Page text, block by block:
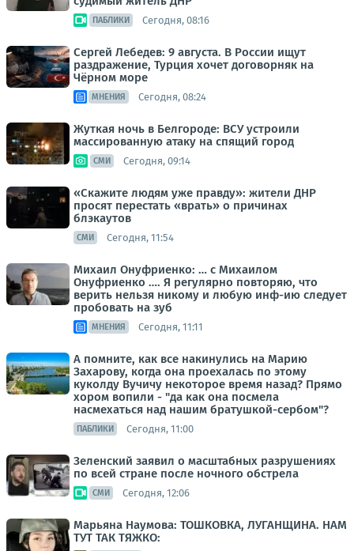
ПАБЛИКИ Сегодня, 08:16
Сергей Лебедев: 9 августа. В России ищут
раздражение, Турция хочет договорняк на
Чёрном море
МНЕНИЯ Сегодня, 08:24
Жуткая ночь в Белгороде: ВСУ устроили
массированную атаку на спящий город
СМИ Сегодня, 09:14
«Скажите людям уже правду»: жители ДНР
просят перестать «врать» о причинах
блэкаутов
СМИ Сегодня, 11:54
Михаил Онуфриенко: … с Михаилом
Онуфриенко …. Я регулярно повторяю, что
верить нельзя никому и любую инф-ию следует
пробовать на зуб
МНЕНИЯ Сегодня, 11:11
А помните, как все накинулись на Марию
Захарову, когда она проехалась по этому
куколду Вучичу некоторое время назад? Прямо
хором вопили - "да как она посмела
насмехаться над нашим братушкой-сербом"?
ПАБЛИКИ Сегодня, 11:00
Зеленский заявил о масштабных разрушениях
по всей стране после ночного обстрела
СМИ Сегодня, 12:06
Марьяна Наумова: ТОШКОВКА, ЛУГАНЩИНА. НАМ
ТУТ ТАК ТЯЖКО: